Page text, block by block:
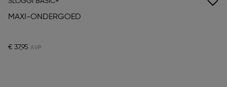
MAXI-ONDERGOED
€ 37,95